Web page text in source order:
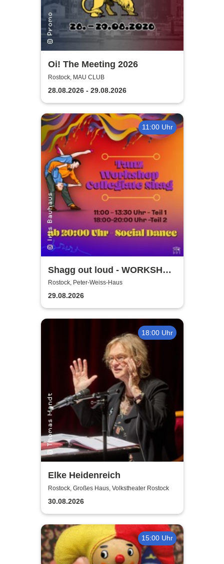
Oi! The Meeting 2026
Rostock, MAU CLUB
28.08.2026 - 29.08.2026
11:00 Uhr
Shagg out loud - WORKSHOP
+ Social Dance | Peter Weiss
Haus Rostock
Rostock, Peter-Weiss-Haus
29.08.2026
18:00 Uhr
Elke Heidenreich
Rostock, Großes Haus, Volkstheater Rostock
30.08.2026
15:00 Uhr